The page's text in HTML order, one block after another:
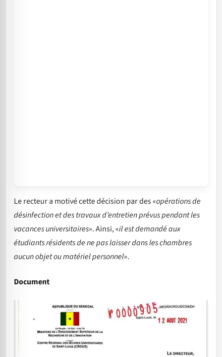
Le recteur a motivé cette décision par des «opérations de
désinfection et des travaux d’entretien prévus pendant les
vacances universitaires». Ainsi, «il est demandé aux
étudiants résidents de ne pas laisser dans les chambres
aucun objet ou matériel personnel».
Document